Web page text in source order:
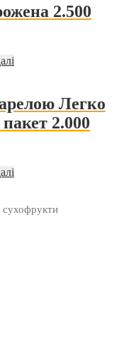
2.500
Легко
2.000
сухофрукти